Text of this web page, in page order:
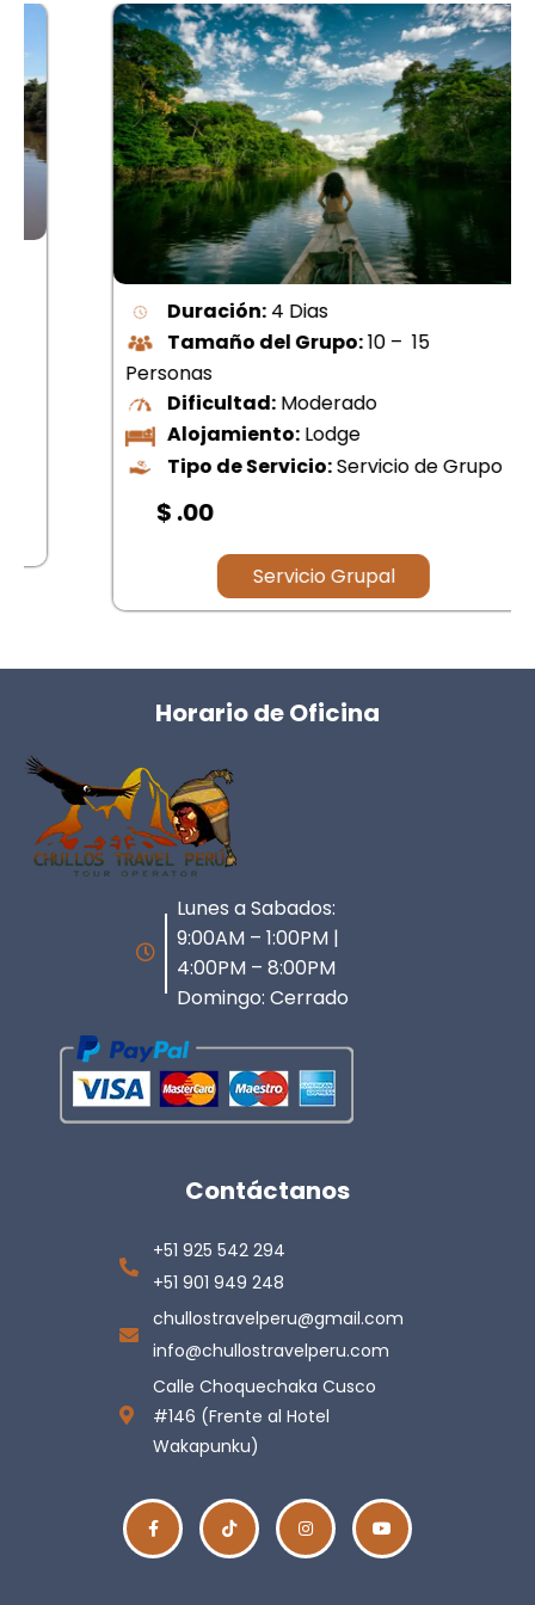
Duración:4 Dias
Tamaño del Grupo:10 – 15
Personas
Dificultad:Moderado
Alojamiento:Lodge
Tipo de Servicio:Servicio de Grupo
$ .00
Servicio Grupal
Horario de Oficina
Lunes a Sabados:
9:00AM – 1:00PM |
4:00PM – 8:00PM
Domingo: Cerrado
Contáctanos
+51 925 542 294
+51 901 949 248
chullostravelperu@gmail.com
info@chullostravelperu.com
Calle Choquechaka Cusco
#146 (Frente al Hotel
Wakapunku)